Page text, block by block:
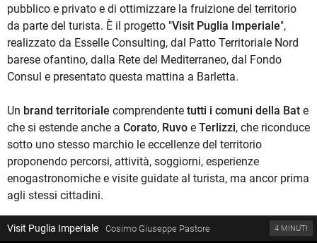
pubblico e privato e di ottimizzare la fruizione del territorio
da parte del turista. È il progetto "Visit Puglia Imperiale",
realizzato da Esselle Consulting, dal Patto Territoriale Nord
barese ofantino, dalla Rete del Mediterraneo, dal Fondo
Consul e presentato questa mattina a Barletta.
Un brand territoriale comprendente tutti i comuni della Bat e
che si estende anche a Corato, Ruvo e Terlizzi, che riconduce
sotto uno stesso marchio le eccellenze del territorio
proponendo percorsi, attività, soggiorni, esperienze
enogastronomiche e visite guidate al turista, ma ancor prima
agli stessi cittadini.
4 MINUTI
Visit Puglia Imperiale Cosimo Giuseppe Pastore